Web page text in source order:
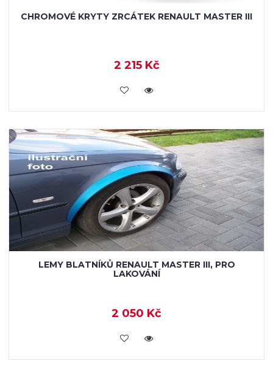
CHROMOVÉ KRYTY ZRCÁTEK RENAULT MASTER III
2 215 Kč
KOUPIT
LEMY BLATNÍKŮ RENAULT MASTER III, PRO
LAKOVÁNÍ
2 050 Kč
KOUPIT